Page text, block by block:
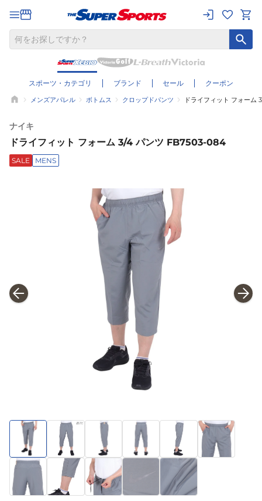
スポーツ・カテゴリ ブランド セール クーポン
メンズアパレル ボトムス クロップドパンツ ドライフィット フォー
ナイキ
ドライフィット フォーム 3/4 パンツ FB7503-084
SALE MENS